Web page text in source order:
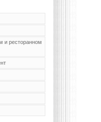
и ресторанном